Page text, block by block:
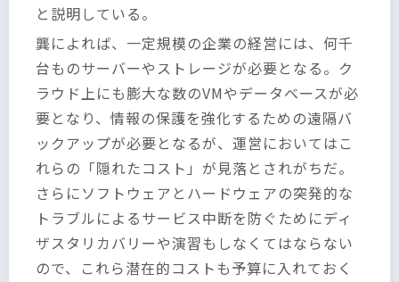
と説明している。
龔によれば、一定規模の企業の経営には、何千
台ものサーバーやストレージが必要となる。ク
ラウド上にも膨大な数のVMやデータベースが必
要となり、情報の保護を強化するための遠隔バ
ックアップが必要となるが、運営においてはこ
れらの「隠れたコスト」が見落とされがちだ。
さらにソフトウェアとハードウェアの突発的な
トラブルによるサービス中断を防ぐためにディ
ザスタリカバリーや演習もしなくてはならない
ので、これら潜在的コストも予算に入れておく